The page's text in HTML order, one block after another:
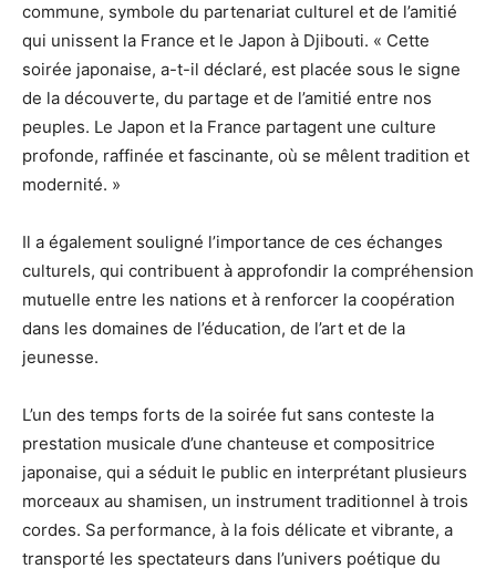
commune, symbole du partenariat culturel et de l’amitié
qui unissent la France et le Japon à Djibouti. « Cette
soirée japonaise, a-t-il déclaré, est placée sous le signe
de la découverte, du partage et de l’amitié entre nos
peuples. Le Japon et la France partagent une culture
profonde, raffinée et fascinante, où se mêlent tradition et
modernité. »
Il a également souligné l’importance de ces échanges
culturels, qui contribuent à approfondir la compréhension
mutuelle entre les nations et à renforcer la coopération
dans les domaines de l’éducation, de l’art et de la
jeunesse.
L’un des temps forts de la soirée fut sans conteste la
prestation musicale d’une chanteuse et compositrice
japonaise, qui a séduit le public en interprétant plusieurs
morceaux au shamisen, un instrument traditionnel à trois
cordes. Sa performance, à la fois délicate et vibrante, a
transporté les spectateurs dans l’univers poétique du